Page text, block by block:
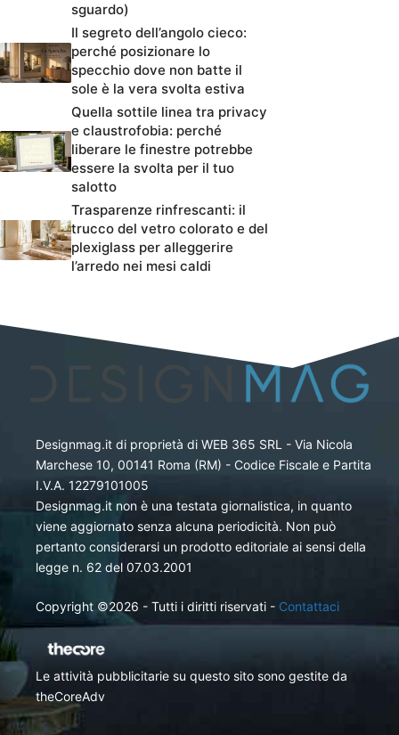
sguardo)
Il segreto dell’angolo cieco:
perché posizionare lo
specchio dove non batte il
sole è la vera svolta estiva
Quella sottile linea tra privacy
e claustrofobia: perché
liberare le finestre potrebbe
essere la svolta per il tuo
salotto
Trasparenze rinfrescanti: il
trucco del vetro colorato e del
plexiglass per alleggerire
l’arredo nei mesi caldi
Designmag.it di proprietà di WEB 365 SRL - Via Nicola
Marchese 10, 00141 Roma (RM) - Codice Fiscale e Partita
I.V.A. 12279101005
Designmag.it non è una testata giornalistica, in quanto
viene aggiornato senza alcuna periodicità. Non può
pertanto considerarsi un prodotto editoriale ai sensi della
legge n. 62 del 07.03.2001
Copyright ©2026 - Tutti i diritti riservati - Contattaci
Le attività pubblicitarie su questo sito sono gestite da
theCoreAdv